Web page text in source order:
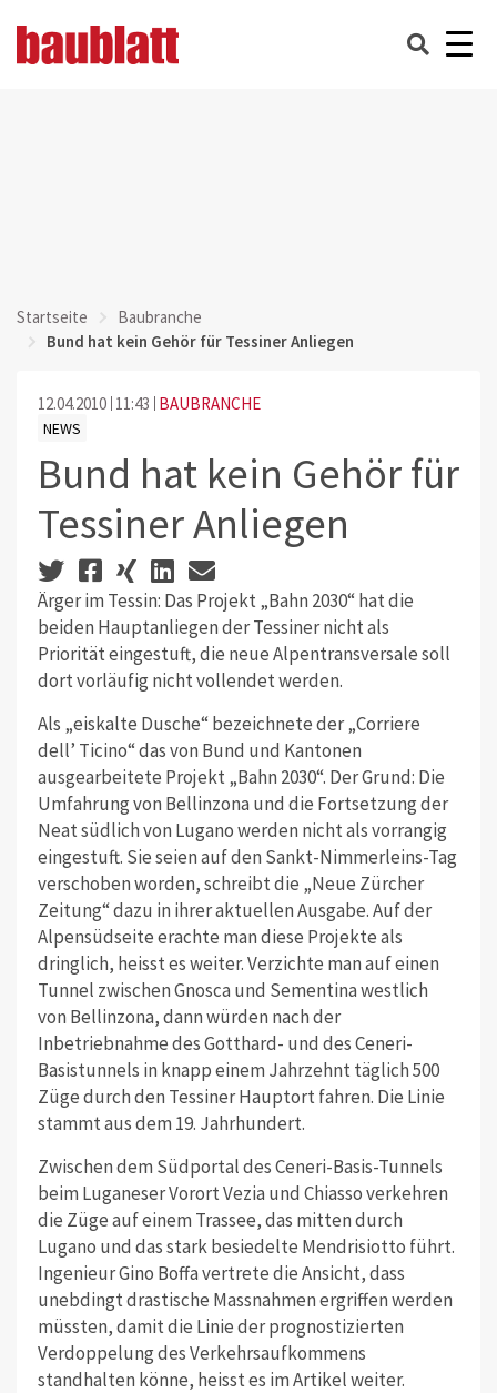
Startseite
Baubranche
Bund hat kein Gehör für Tessiner Anliegen
12.04.2010 11:43 BAUBRANCHE
NEWS
Bund hat kein Gehör für
Tessiner Anliegen
Ärger im Tessin: Das Projekt „Bahn 2030“ hat die
beiden Hauptanliegen der Tessiner nicht als
Priorität eingestuft, die neue Alpentransversale soll
dort vorläufig nicht vollendet werden.
Als „eiskalte Dusche“ bezeichnete der „Corriere
dell’ Ticino“ das von Bund und Kantonen
ausgearbeitete Projekt „Bahn 2030“. Der Grund: Die
Umfahrung von Bellinzona und die Fortsetzung der
Neat südlich von Lugano werden nicht als vorrangig
eingestuft. Sie seien auf den Sankt-Nimmerleins-Tag
verschoben worden, schreibt die „Neue Zürcher
Zeitung“ dazu in ihrer aktuellen Ausgabe. Auf der
Alpensüdseite erachte man diese Projekte als
dringlich, heisst es weiter. Verzichte man auf einen
Tunnel zwischen Gnosca und Sementina westlich
von Bellinzona, dann würden nach der
Inbetriebnahme des Gotthard- und des Ceneri-
Basistunnels in knapp einem Jahrzehnt täglich 500
Züge durch den Tessiner Hauptort fahren. Die Linie
stammt aus dem 19. Jahrhundert.
Zwischen dem Südportal des Ceneri-Basis-Tunnels
beim Luganeser Vorort Vezia und Chiasso verkehren
die Züge auf einem Trassee, das mitten durch
Lugano und das stark besiedelte Mendrisiotto führt.
Ingenieur Gino Boffa vertrete die Ansicht, dass
unebdingt drastische Massnahmen ergriffen werden
müssten, damit die Linie der prognostizierten
Verdoppelung des Verkehrsaufkommens
standhalten könne, heisst es im Artikel weiter.